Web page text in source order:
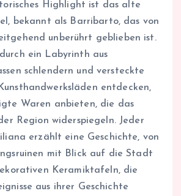
Highlight ist das alte
bekannt als Barribarto, das von
unberührt geblieben ist.
ein Labyrinth aus
schlendern und versteckte
entdecken,
Waren anbieten, die das
Region widerspiegeln. Jeder
erzählt eine Geschichte, von
mit Blick auf die Stadt
Keramiktafeln, die
aus ihrer Geschichte